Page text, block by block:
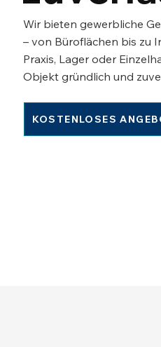
Wir bieten gewerbliche
– von Büroflächen bis zu
Praxis, Lager oder
Objekt gründlich und
KOSTENLOSES